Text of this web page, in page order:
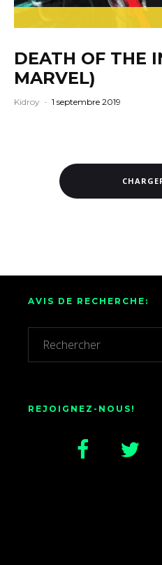
DEATH OF THE
MARVEL)
Kidroy · 1 septembre 2019
AVIS DE RECHERCHE:
REJOIGNEZ-NOUS!